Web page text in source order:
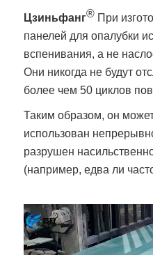
Цзиньфанг® При
панелей для опалубки
вспенивания, а не
Они никогда не будут
более чем 50 циклов
Таким образом, он
использован
разрушен
(например, едва ли